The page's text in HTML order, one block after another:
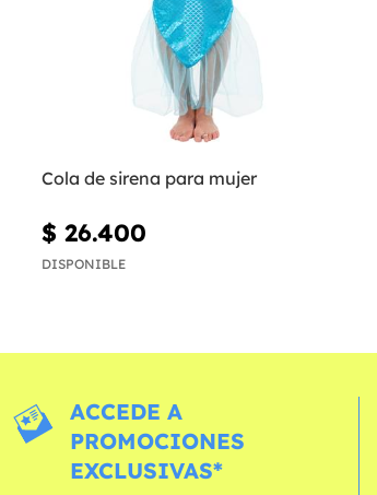
Cola de sirena para mujer
$ 26.400
DISPONIBLE
ACCEDE A
PROMOCIONES
EXCLUSIVAS*